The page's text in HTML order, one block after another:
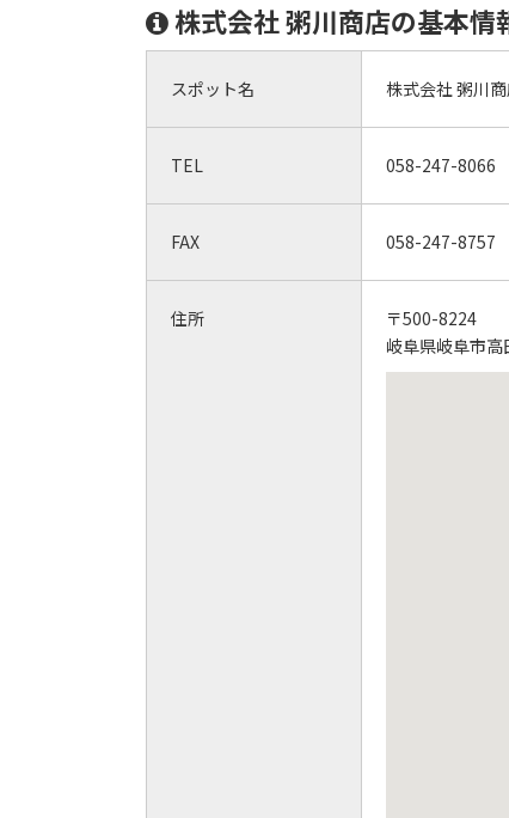
株式会社 粥川商店の基本情
スポット名 株式会社 粥川
TEL 058-247-8066
FAX 058-247-8757
住所
〒500-8224
岐阜県岐阜市高